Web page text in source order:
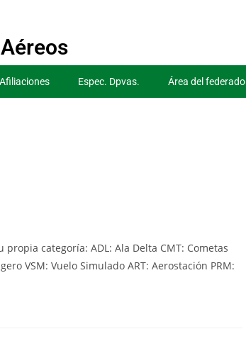
Afiliaciones Espec. Dpvas. Área del federado
categoría: ADL: Ala Delta CMT: Cometas
VSM: Vuelo Simulado ART: Aerostación PRM: